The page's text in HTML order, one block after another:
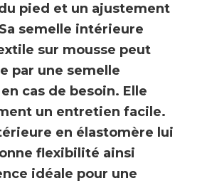
pied et un ajustement
semelle intérieure
sur mousse peut
par une semelle
cas de besoin. Elle
un entretien facile.
en élastomère lui
flexibilité ainsi
idéale pour une